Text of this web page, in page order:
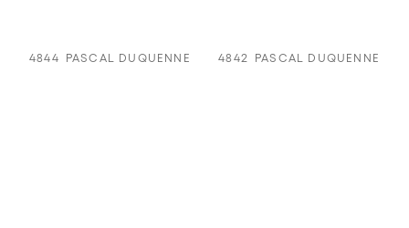
4844 PASCAL DUQUENNE 4842 PASCAL DUQUENNE